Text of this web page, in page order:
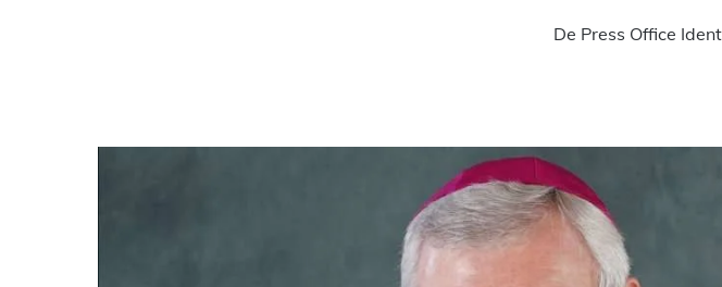
De Press Office